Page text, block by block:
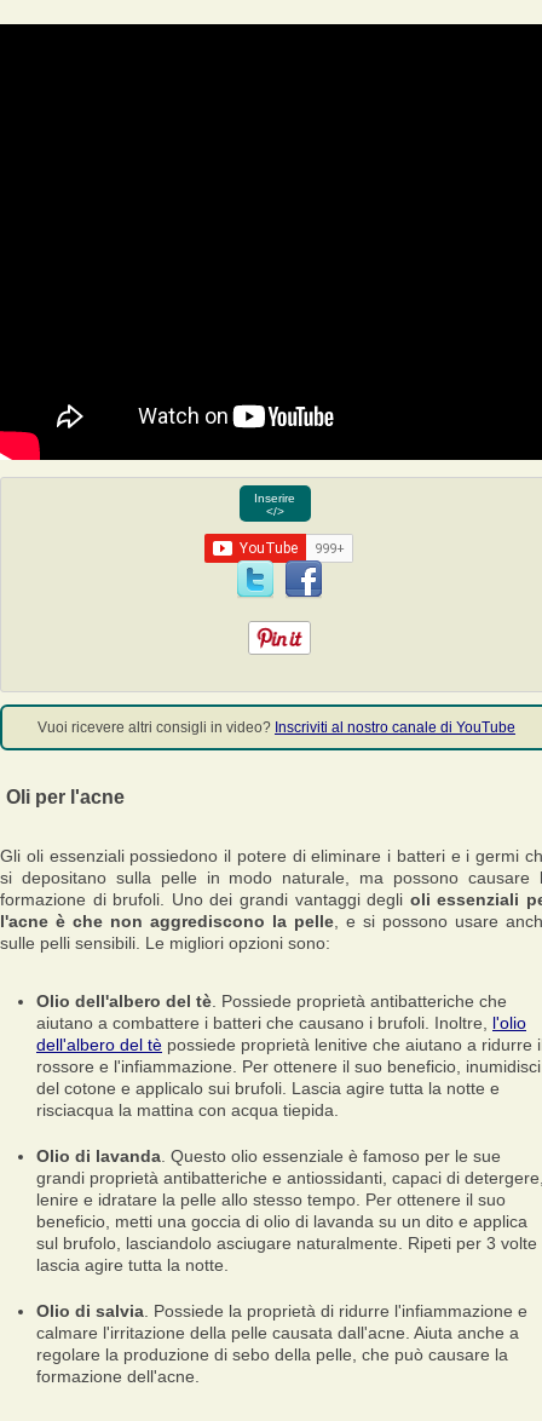
Inserire
</>
Vuoi ricevere altri consigli in video? Inscriviti al nostro canale di YouTube
Oli per l'acne
Gli oli essenziali possiedono il potere di eliminare i batteri e i germi
si depositano sulla pelle in modo naturale, ma possono causare
formazione di brufoli. Uno dei grandi vantaggi degli oli essenziali
l'acne è che non aggrediscono la pelle , e si possono usare
sulle pelli sensibili. Le migliori opzioni sono:
Olio dell'albero del tè . Possiede proprietà antibatteriche che
aiutano a combattere i batteri che causano i brufoli. Inoltre, l'olio
dell'albero del tè possiede proprietà lenitive che aiutano a ridurre
rossore e l'infiammazione. Per ottenere il suo beneficio, inumidisci
del cotone e applicalo sui brufoli. Lascia agire tutta la notte e
risciacqua la mattina con acqua tiepida.
Olio di lavanda . Questo olio essenziale è famoso per le sue
grandi proprietà antibatteriche e antiossidanti, capaci di
lenire e idratare la pelle allo stesso tempo. Per ottenere il suo
beneficio, metti una goccia di olio di lavanda su un dito e applica
sul brufolo, lasciandolo asciugare naturalmente. Ripeti per 3 volte
lascia agire tutta la notte.
Olio di salvia . Possiede la proprietà di ridurre l'infiammazione e
calmare l'irritazione della pelle causata dall'acne. Aiuta anche a
regolare la produzione di sebo della pelle, che può causare la
formazione dell'acne.